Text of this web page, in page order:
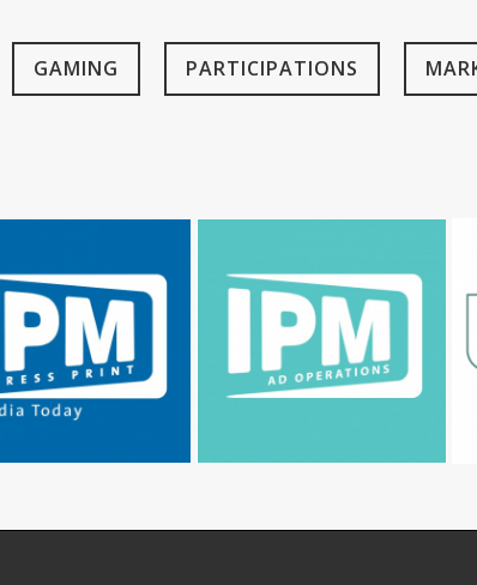
GAMING PARTICIPATIONS
Services IPM Services IPM